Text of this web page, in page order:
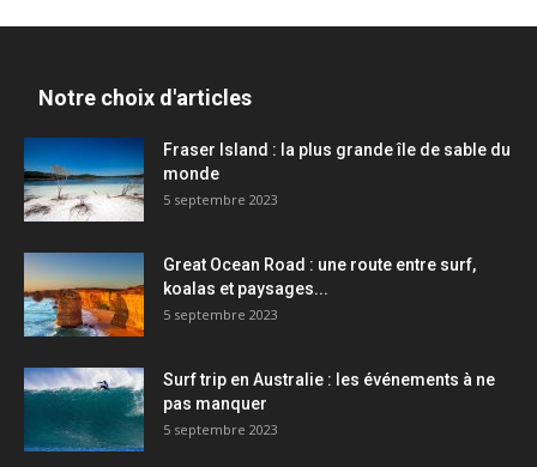
Notre choix d'articles
Fraser Island : la plus grande île de sable du
monde
5 septembre 2023
Great Ocean Road : une route entre surf,
koalas et paysages...
5 septembre 2023
Surf trip en Australie : les événements à ne
pas manquer
5 septembre 2023